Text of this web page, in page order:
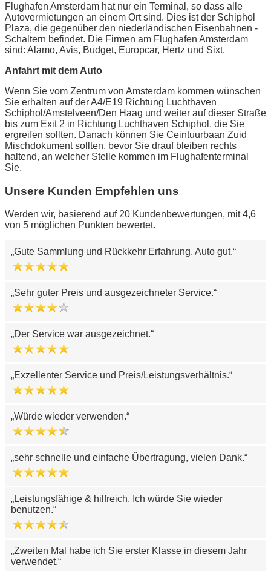
Flughafen Amsterdam hat nur ein Terminal, so dass alle
Autovermietungen an einem Ort sind. Dies ist der Schiphol
Plaza, die gegenüber den niederländischen Eisenbahnen -
Schaltern befindet. Die Firmen am Flughafen Amsterdam
sind: Alamo, Avis, Budget, Europcar, Hertz und Sixt.
Anfahrt mit dem Auto
Wenn Sie vom Zentrum von Amsterdam kommen wünschen
Sie erhalten auf der A4/E19 Richtung Luchthaven
Schiphol/Amstelveen/Den Haag und weiter auf dieser Straße
bis zum Exit 2 in Richtung Luchthaven Schiphol, die Sie
ergreifen sollten. Danach können Sie Ceintuurbaan Zuid
Mischdokument sollten, bevor Sie drauf bleiben rechts
haltend, an welcher Stelle kommen im Flughafenterminal
Sie.
Unsere Kunden Empfehlen uns
Werden wir, basierend auf 20 Kundenbewertungen, mit 4,6
von 5 möglichen Punkten bewertet.
Gute Sammlung und Rückkehr Erfahrung. Auto gut.
Sehr guter Preis und ausgezeichneter Service.
Der Service war ausgezeichnet.
Exzellenter Service und Preis/Leistungsverhältnis.
Würde wieder verwenden.
sehr schnelle und einfache Übertragung, vielen Dank.
Leistungsfähige & hilfreich. Ich würde Sie wieder
benutzen.
Zweiten Mal habe ich Sie erster Klasse in diesem Jahr
verwendet.